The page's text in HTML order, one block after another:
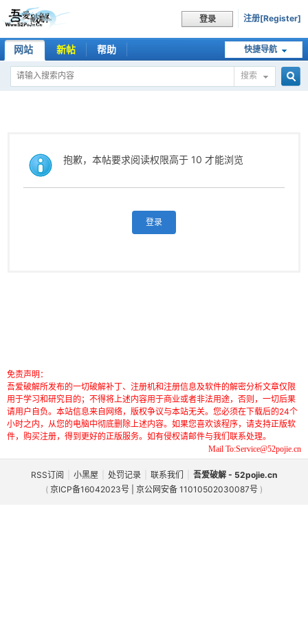
登录 注册[Register]
快捷导航
网站 新帖 帮助
搜索
抱歉，本帖要求阅读权限高于 10 才能浏览
登录
免责声明：
吾爱破解所发布的一切破解补丁、注册机和注册信息及软件的解密分析文章仅限
用于学习和研究目的；不得将上述内容用于商业或者非法用途，否则，一切后果
请用户自负。本站信息来自网络，版权争议与本站无关。您必须在下载后的24个
小时之内，从您的电脑中彻底删除上述内容。如果您喜欢该程序，请支持正版软
件，购买注册，得到更好的正版服务。如有侵权请邮件与我们联系处理。
Mail To:Service@52pojie.cn
RSS订阅 小黑屋 处罚记录 联系我们
吾爱破解 - 52pojie.cn
( 京ICP备16042023号 | 京公网安备 11010502030087号 )